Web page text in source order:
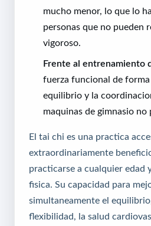
mucho menor, lo que lo
personas que no pueden
vigoroso.
Frente al entrenamiento
fuerza funcional de
equilibrio y la
maquinas de gimnasio no
El tai chi es una practica
extraordinariamente
practicarse a cualquier edad
fisica. Su capacidad para
simultaneamente el
flexibilidad, la salud